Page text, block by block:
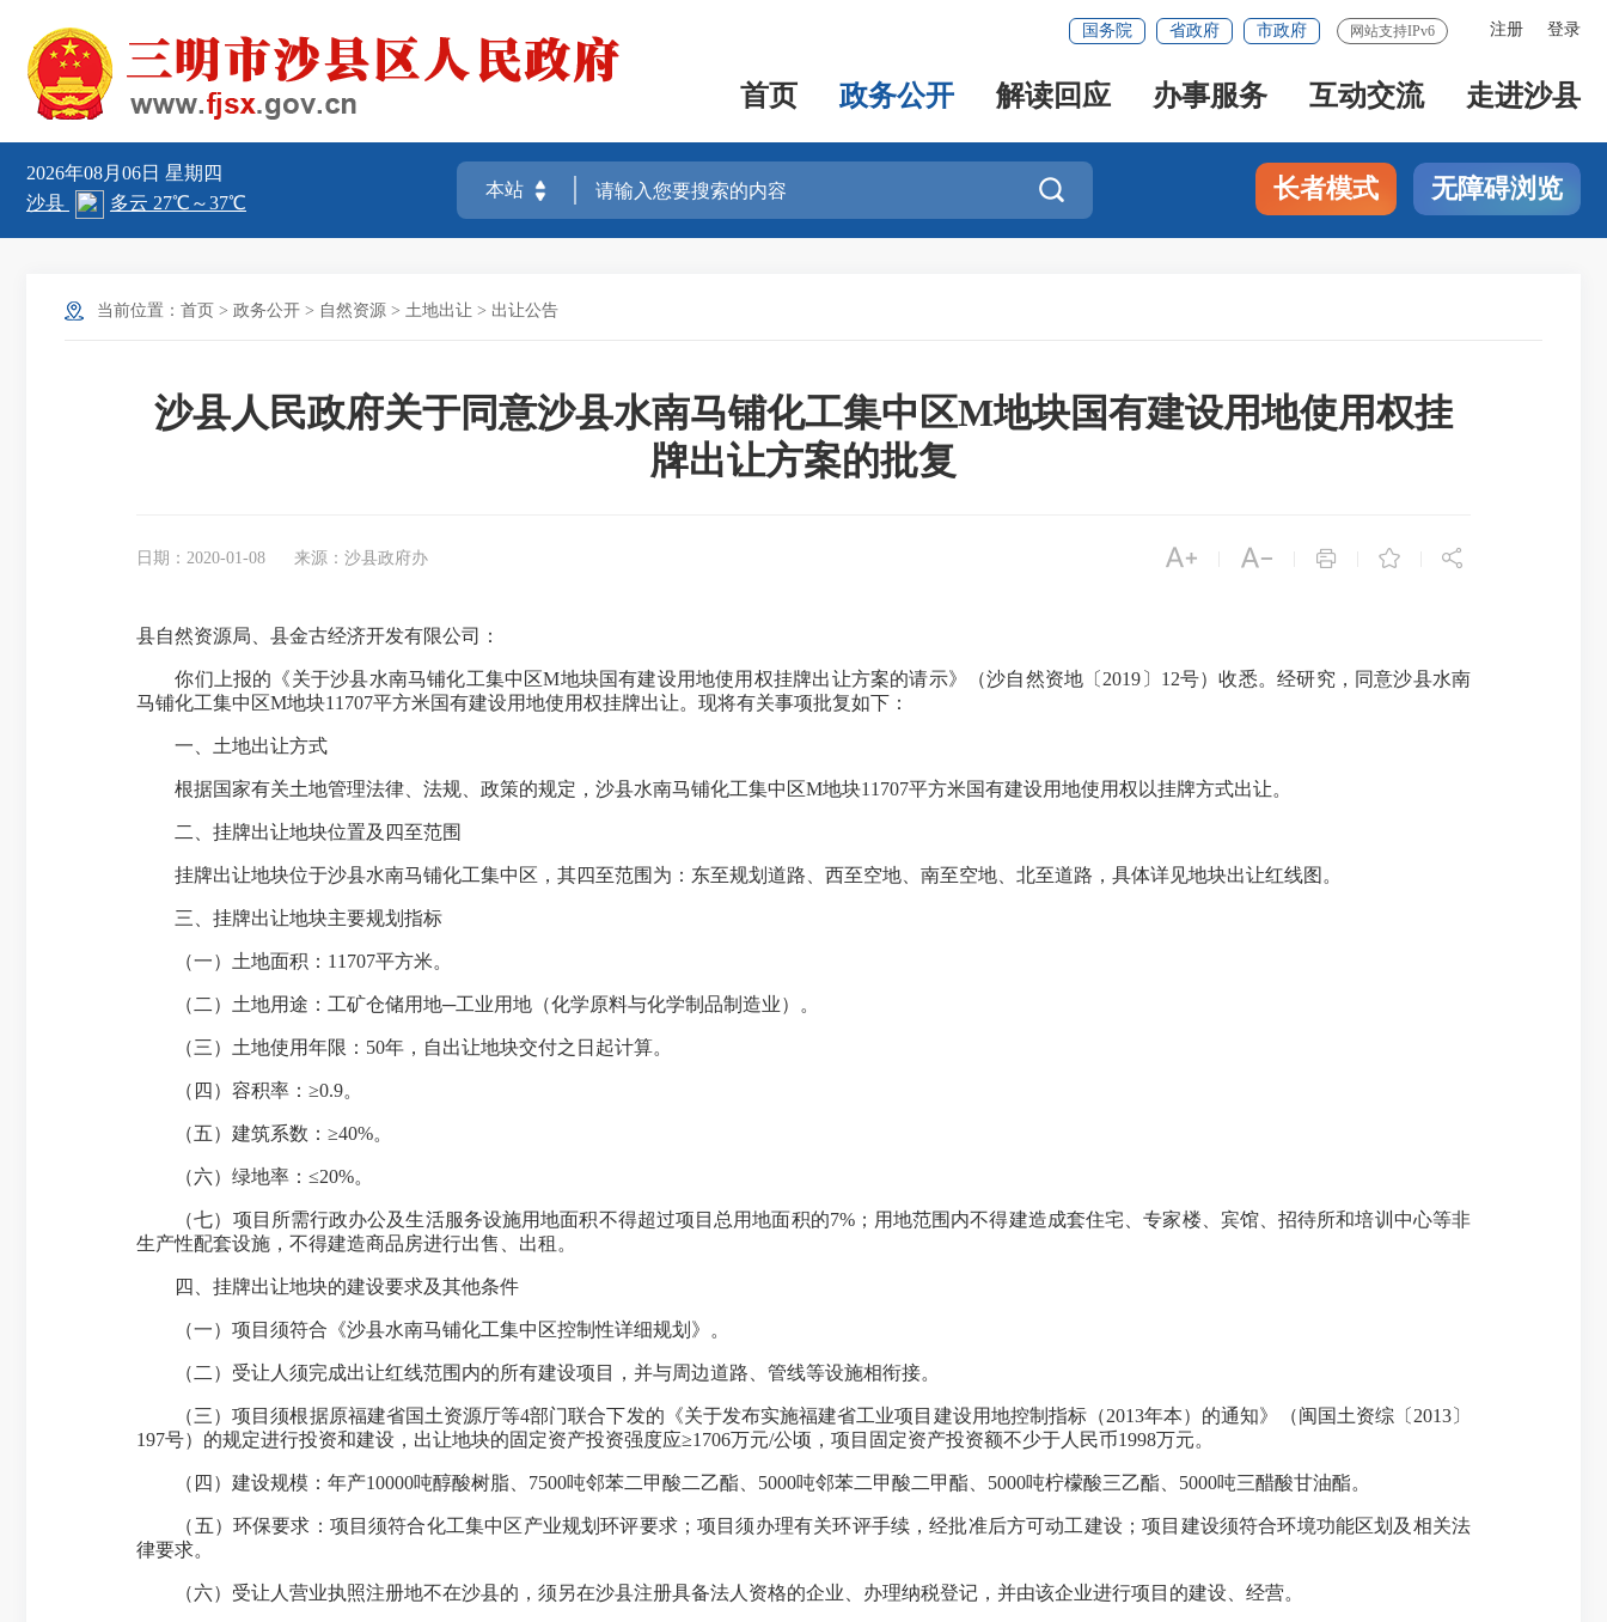
注册 登录
国务院 省政府 市政府 网站支持IPv6
首页 政务公开 解读回应 办事服务 互动交流 走进沙县
2026年08月06日 星期四
 长者模式 无障碍浏览
当前位置： 首页 > 政务公开 > 自然资源 > 土地出让 > 出让公告
沙县人民政府关于同意沙县水南马铺化工集中区M地块国有建设用地使用权挂
牌出让方案的批复
日期：2020-01-08 来源：沙县政府办     
县自然资源局、县金古经济开发有限公司：
你们上报的《关于沙县水南马铺化工集中区M地块国有建设用地使用权挂牌出让方案的请示》（沙自然资地〔2019〕12号）收悉。经研究，同意沙县水南
马铺化工集中区M地块11707平方米国有建设用地使用权挂牌出让。现将有关事项批复如下：
一、土地出让方式
根据国家有关土地管理法律、法规、政策的规定，沙县水南马铺化工集中区M地块11707平方米国有建设用地使用权以挂牌方式出让。
二、挂牌出让地块位置及四至范围
挂牌出让地块位于沙县水南马铺化工集中区，其四至范围为：东至规划道路、西至空地、南至空地、北至道路，具体详见地块出让红线图。
三、挂牌出让地块主要规划指标
（一）土地面积：11707平方米。
（二）土地用途：工矿仓储用地─工业用地（化学原料与化学制品制造业）。
（三）土地使用年限：50年，自出让地块交付之日起计算。
（四）容积率：≥0.9。
（五）建筑系数：≥40%。
（六）绿地率：≤20%。
（七）项目所需行政办公及生活服务设施用地面积不得超过项目总用地面积的7%；用地范围内不得建造成套住宅、专家楼、宾馆、招待所和培训中心等非
生产性配套设施，不得建造商品房进行出售、出租。
四、挂牌出让地块的建设要求及其他条件
（一）项目须符合《沙县水南马铺化工集中区控制性详细规划》。
（二）受让人须完成出让红线范围内的所有建设项目，并与周边道路、管线等设施相衔接。
（三）项目须根据原福建省国土资源厅等4部门联合下发的《关于发布实施福建省工业项目建设用地控制指标（2013年本）的通知》（闽国土资综〔2013〕
197号）的规定进行投资和建设，出让地块的固定资产投资强度应≥1706万元/公顷，项目固定资产投资额不少于人民币1998万元。
（四）建设规模：年产10000吨醇酸树脂、7500吨邻苯二甲酸二乙酯、5000吨邻苯二甲酸二甲酯、5000吨柠檬酸三乙酯、5000吨三醋酸甘油酯。
（五）环保要求：项目须符合化工集中区产业规划环评要求；项目须办理有关环评手续，经批准后方可动工建设；项目建设须符合环境功能区划及相关法
律要求。
（六）受让人营业执照注册地不在沙县的，须另在沙县注册具备法人资格的企业、办理纳税登记，并由该企业进行项目的建设、经营。